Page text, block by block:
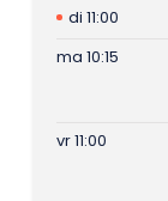
di 11:00
ma 10:15
vr 11:00